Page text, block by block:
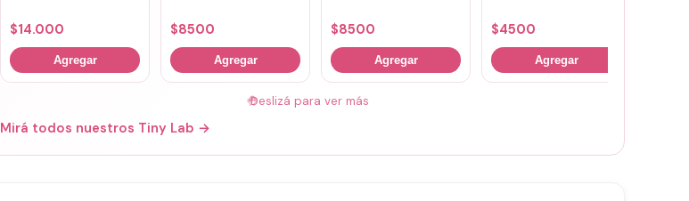
$14.000
Agregar
$8500
Agregar
$8500
Agregar
$4500
Agregar
🤚Deslizá para ver más
Mirá todos nuestros Tiny Lab →